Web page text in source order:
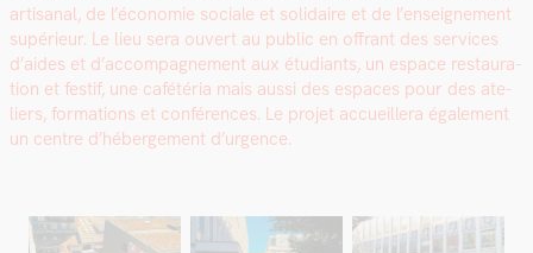
arti­sanal, de l’é­conomie sociale et sol­idaire et de l’en­seigne­ment
supérieur. Le lieu sera ouvert au pub­lic en offrant des ser­vices
d’aides et d’ac­com­pa­g­ne­ment aux étu­di­ants, un espace restau­ra­
tion et fes­tif, une cafétéria mais aus­si des espaces pour des ate­
liers, for­ma­tions et con­férences. Le pro­jet accueillera égale­ment
un cen­tre d’héberge­ment d’ur­gence.